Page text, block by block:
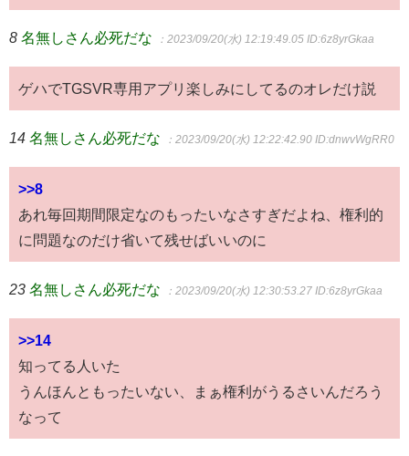
8 名無しさん必死だな ：2023/09/20(水) 12:19:49.05 ID:6z8yrGkaa
ゲハでTGSVR専用アプリ楽しみにしてるのオレだけ説
14 名無しさん必死だな ：2023/09/20(水) 12:22:42.90 ID:dnwvWgRR0
>>8
あれ毎回期間限定なのもったいなさすぎだよね、権利的
に問題なのだけ省いて残せばいいのに
23 名無しさん必死だな ：2023/09/20(水) 12:30:53.27 ID:6z8yrGkaa
>>14
知ってる人いた
うんほんともったいない、まぁ権利がうるさいんだろう
なって